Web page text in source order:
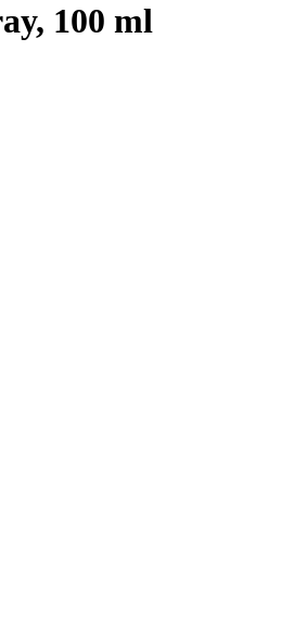
100 ml